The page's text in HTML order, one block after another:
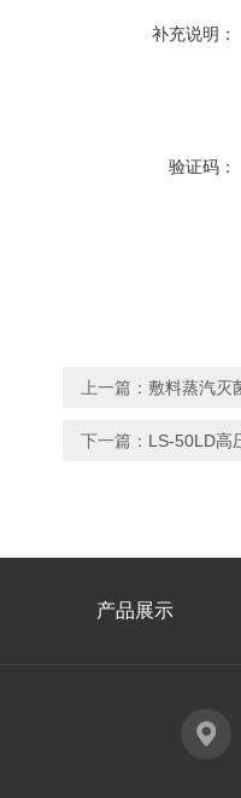
补充说明：
验证码：
上一篇： 敷料蒸汽灭
下一篇： LS-50LD高
产品展示